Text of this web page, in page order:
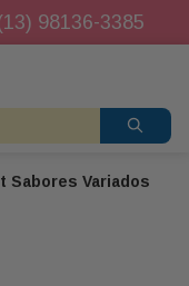
98136-3385
Sabores Variados